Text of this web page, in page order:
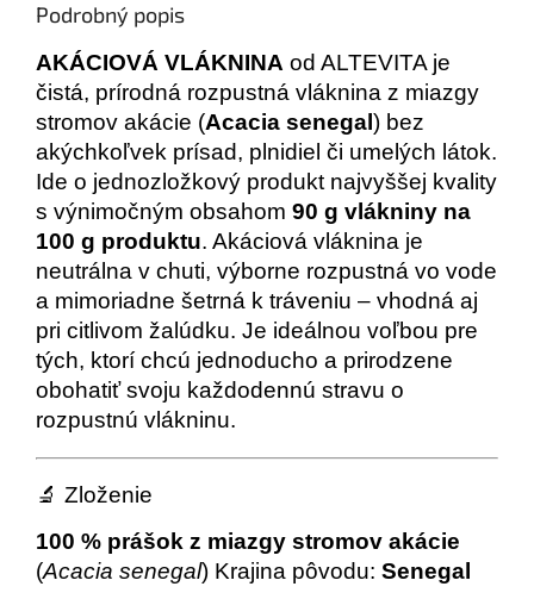
Podrobný popis
AKÁCIOVÁ VLÁKNINA od ALTEVITA je
čistá, prírodná rozpustná vláknina z miazgy
stromov akácie (Acacia senegal ) bez
akýchkoľvek prísad, plnidiel či umelých látok.
Ide o jednozložkový produkt najvyššej kvality
s výnimočným obsahom 90 g vlákniny na
100 g produktu. Akáciová vláknina je
neutrálna v chuti, výborne rozpustná vo vode
a mimoriadne šetrná k tráveniu – vhodná aj
pri citlivom žalúdku. Je ideálnou voľbou pre
tých, ktorí chcú jednoducho a prirodzene
obohatiť svoju každodennú stravu o
rozpustnú vlákninu.
🔬 Zloženie
100 % prášok z miazgy stromov akácie
(Acacia senegal) Krajina pôvodu: Senegal